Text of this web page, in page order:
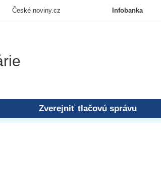
Zverejniť tlačovú správu
Infobanka
České noviny.cz